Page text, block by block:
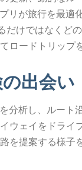
リが旅行を最適
だけではなくど
ロードトリップ
出会い
分析し、ルート
ウェイをドライ
を提案する様子